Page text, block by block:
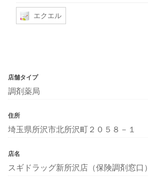
エクエル
店舗タイプ
調剤薬局
住所
埼玉県所沢市北所沢町２０５８－１
店名
スギドラッグ新所沢店（保険調剤窓口）